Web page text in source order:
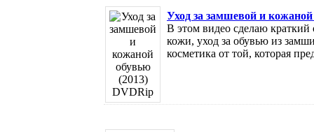
Уход за замшевой и
В этом видео сделаю краткий
кожи, уход за обувью из
косметика от той, которая